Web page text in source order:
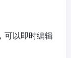
可以即时编辑